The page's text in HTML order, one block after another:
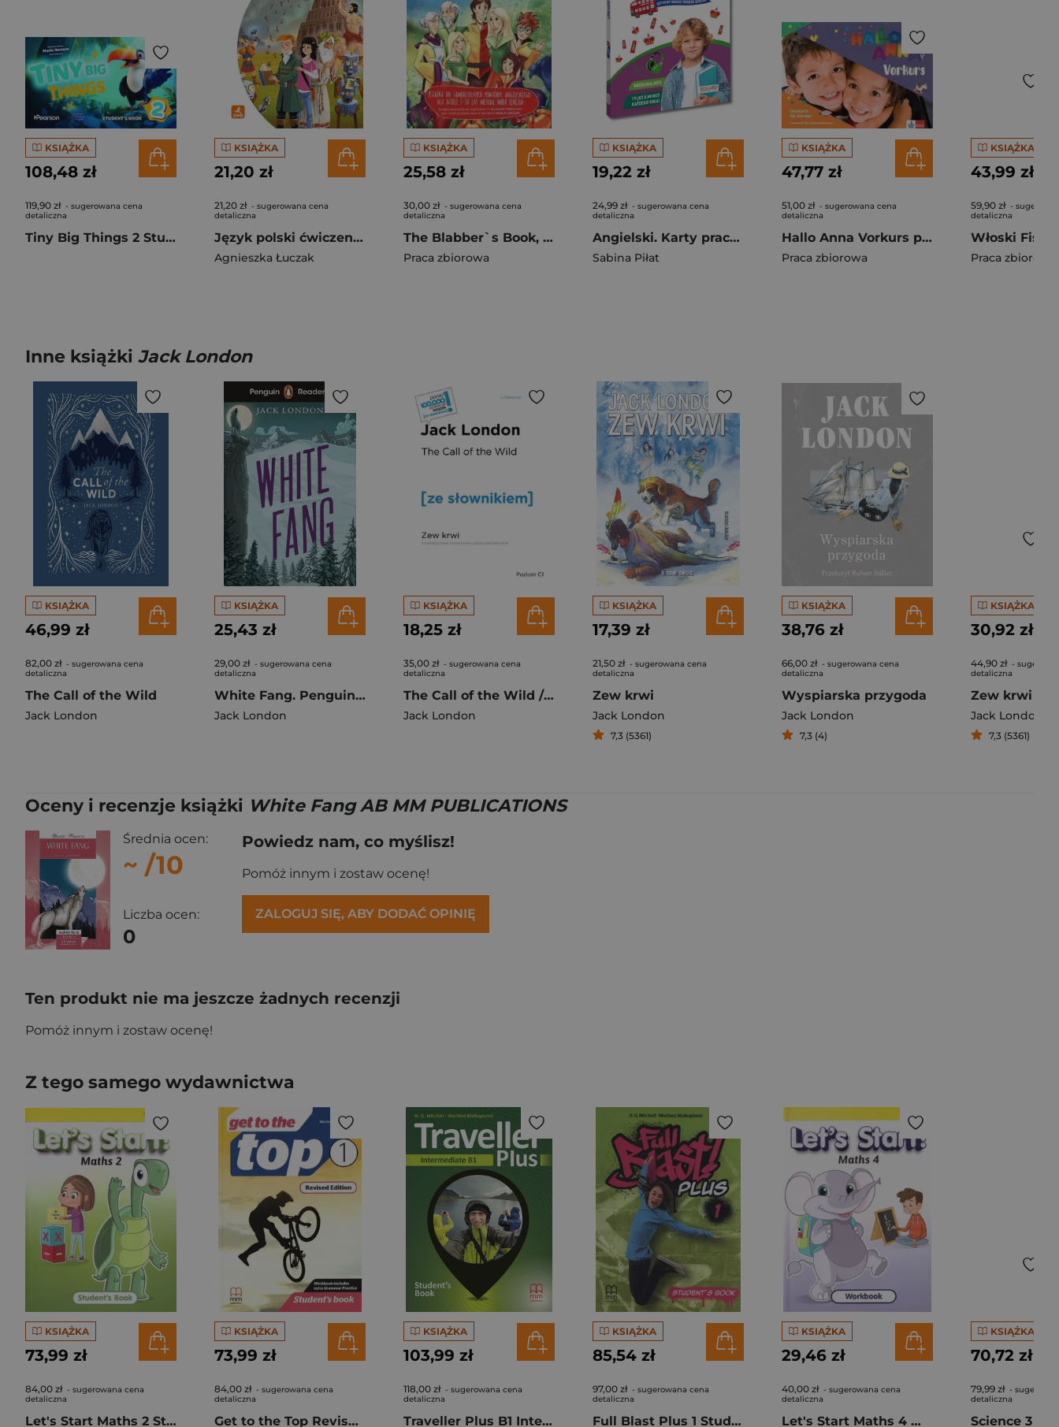
KSIĄŻKA
108,48 zł
119,90 zł - sugerowana cena
detaliczna
Tiny Big Things 2 Student's Book with Digital Practice and Resources
KSIĄŻKA
21,20 zł
21,20 zł - sugerowana cena
detaliczna
Język polski ćwiczenia wersja B dla klasy 7 Między nami EDYCJA 2026
Agnieszka Łuczak
KSIĄŻKA
25,58 zł
30,00 zł - sugerowana cena
detaliczna
The Blabber`s Book, czyli Historie Blabbersów
Praca zbiorowa
KSIĄŻKA
19,22 zł
24,99 zł - sugerowana cena
detaliczna
Angielski. Karty pracy. Klasa 4
Sabina Piłat
KSIĄŻKA
47,77 zł
51,00 zł - sugerowana cena
detaliczna
Hallo Anna Vorkurs podręcznik + CD
Praca zbiorowa
KSIĄŻKA
43,99 zł
59,90 zł -
detaliczna
Praca zbiorowa
Inne książki Jack London
KSIĄŻKA
46,99 zł
82,00 zł - sugerowana cena
detaliczna
The Call of the Wild
Jack London
KSIĄŻKA
25,43 zł
29,00 zł - sugerowana cena
detaliczna
White Fang. Penguin Readers Level 6 wer. angielska
Jack London
KSIĄŻKA
18,25 zł
35,00 zł - sugerowana cena
detaliczna
The Call of the Wild / Zew krwi z podręcznym słownikiem angielsko-polskim Poziom C1
Jack London
KSIĄŻKA
17,39 zł
21,50 zł - sugerowana cena
detaliczna
Zew krwi
Jack London
7,3 (5361)
KSIĄŻKA
38,76 zł
66,00 zł - sugerowana cena
detaliczna
Wyspiarska przygoda
Jack London
7,3 (4)
KSIĄŻKA
30,92 zł
44,90 zł -
detaliczna
Zew krwi
Jack London
7,3 (5361)
Oceny i recenzje książki White Fang AB MM PUBLICATIONS
Średnia ocen:
~ /10
Liczba ocen:
0
Powiedz nam, co myślisz!
Pomóż innym i zostaw ocenę!
ZALOGUJ SIĘ, ABY DODAĆ OPINIĘ
Ten produkt nie ma jeszcze żadnych recenzji
Pomóż innym i zostaw ocenę!
Z tego samego wydawnictwa
KSIĄŻKA
73,99 zł
84,00 zł - sugerowana cena
detaliczna
Let's Start Maths 2 Student's Book
KSIĄŻKA
73,99 zł
84,00 zł - sugerowana cena
detaliczna
Get to the Top Revised Ed. 1 Student's Book
KSIĄŻKA
103,99 zł
118,00 zł - sugerowana cena
detaliczna
Traveller Plus B1 Intermediate Student'S Book
KSIĄŻKA
85,54 zł
97,00 zł - sugerowana cena
detaliczna
Full Blast Plus 1 Student'S Book
KSIĄŻKA
29,46 zł
40,00 zł - sugerowana cena
detaliczna
Let's Start Maths 4 Workbook
KSIĄŻKA
70,72 zł
79,99 zł -
detaliczna